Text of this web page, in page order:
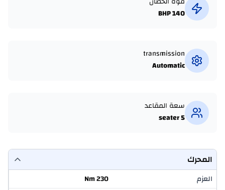
140 BHP
transmission
Automatic
سعة المقاعد
5 seater
المحرك
العزم
230 Nm